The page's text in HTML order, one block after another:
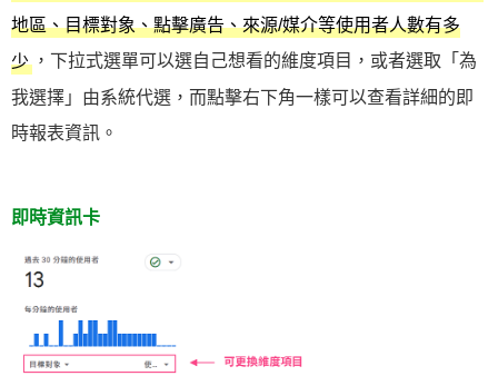
地區、目標對象、點擊廣告、來源/媒介等使用者人數有多
少 ，下拉式選單可以選自己想看的維度項目，或者選取「為
我選擇」由系統代選，而點擊右下角一樣可以查看詳細的即
時報表資訊。
即時資訊卡